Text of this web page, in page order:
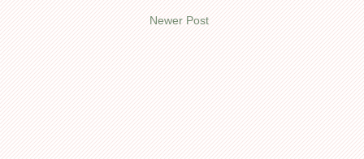
Newer Post